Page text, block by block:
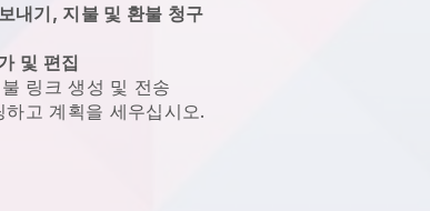
내기, 지불 및 환불 청구
및 편집
링크 생성 및 전송
하고 계획을 세우십시오.